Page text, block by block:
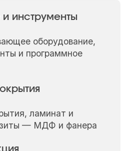
инструменты
оборудование,
и программное
ламинат и
— МДФ и фанера